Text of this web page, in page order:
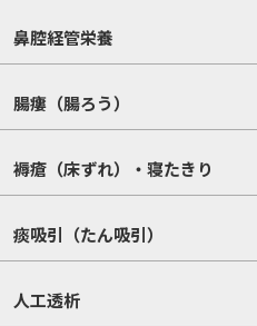
鼻腔経管栄養
腸瘻（腸ろう）
褥瘡（床ずれ）・寝たきり
痰吸引（たん吸引）
人工透析